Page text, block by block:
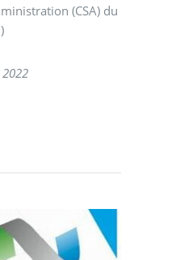
(CSA) du